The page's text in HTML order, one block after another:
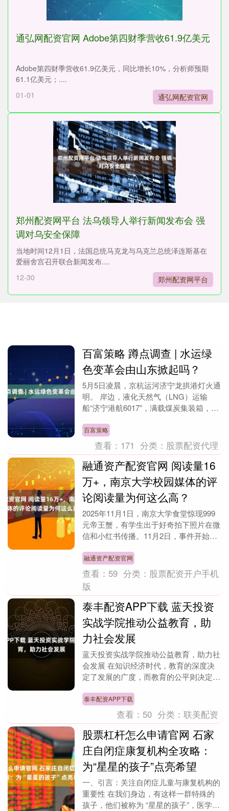
通弘网配资官网 Adobe第四财季营收61.9亿美元
Adobe第四财季营收61.9亿美元，同比增长10%，分析师预期
61.1亿美元；....
01-01
通弘网配资官网
郑州配资网平台 法乌领导人举行新闻发布会 强
调对乌安全保障
当地时间12月1日，法国总统马克龙与乌克兰总统泽连斯基在
爱丽舍宫召开联合新闻发布....
12-30
郑州配资网平台
百富策略 蹲点调查 | 水运绿
色变革会由山东掀起吗？
5月5日凌晨，京杭运河济宁龙拱港灯火通
明。 岸边，液化天然气（LNG）运输
船“济宁港航6017”，满载煤炭集装箱，即
宁港航6....
百富策略
查看： 171 分类： 股票配资代理
融通资产配资官网 阅读量16
万+，南京大学校园媒体的评
论阅读量为何这么高？
2025年11月1日，南京大学食堂惊现999
元帝王蟹，有学生出于好奇拍下照片在微
信和小红书传播。11月2日，事件开始扩
卖9....
融通资产配资官网
查看： 59 分类： 股票配资开户手机
版
泰丰配资APP下载 蓝天投资
实战学院推动公益教育，助
力社会发展
蓝天投资实战学院推动公益教育，助力社
会发展 在知识经济时代，教育的深度决
定了发展的广度，而教育的公平则决定了
智力枢纽，蓝天投....
泰丰配资APP下载
查看： 50 分类：联美配资
股票杠杆怎么申请官网 石家
庄自闭症康复机构全攻略：
为“星星的孩子”点亮希望
一、引言：关注自闭症儿童与康复机构的
重要性 在我们身边，有这样一群特殊的
孩子，他们被称为 “星星的孩子”，医学上